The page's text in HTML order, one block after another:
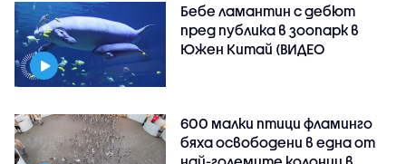
Бебе ламантин с дебют
пред публика в зоопарк в
Южен Китай (ВИДЕО
600 малки птици фламинго
бяха освободени в една от